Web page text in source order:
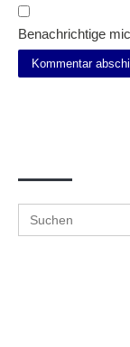
Benachrichtige
Search
for: